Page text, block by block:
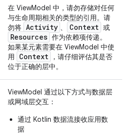
在 ViewModel 中，请勿存储对任何
与生命周期相关的类型的引用。请
勿将 Activity 、 Context 或
Resources 作为依赖项传递。
如果某元素需要在 ViewModel 中使
用
Context
，请仔细评估其是否
位于正确的层中。
ViewModel 通过以下方式与数据层
或网域层交互：
通过 Kotlin 数据流接收应用数
据